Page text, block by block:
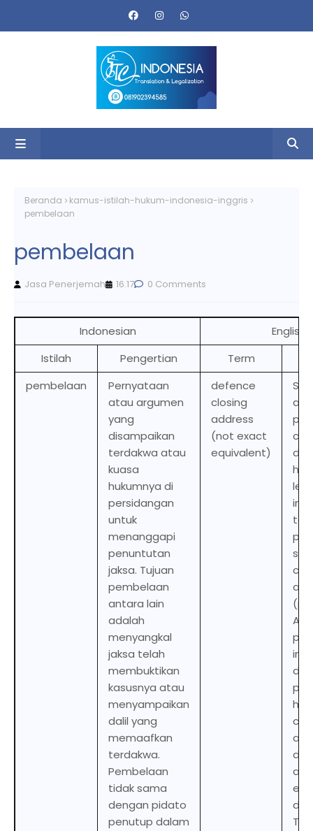
Beranda
kamus-istilah-hukum-indonesia-inggris
pembelaan
pembelaan
Jasa Penerjemah 16.17 0 Comments
Indonesian
English
Istilah
Pengertian Term
pembelaan
Pernyataan
atau argumen
yang
disampaikan
terdakwa atau
kuasa
hukumnya di
persidangan
untuk
menanggapi
penuntutan
jaksa. Tujuan
pembelaan
antara lain
adalah
menyangkal
jaksa telah
membuktikan
kasusnya atau
menyampaikan
dalil yang
memaafkan
terdakwa.
Pembelaan
tidak sama
dengan pidato
penutup dalam
defence
closing
address
(not exact
equivalent)
his
in
to
so-
The